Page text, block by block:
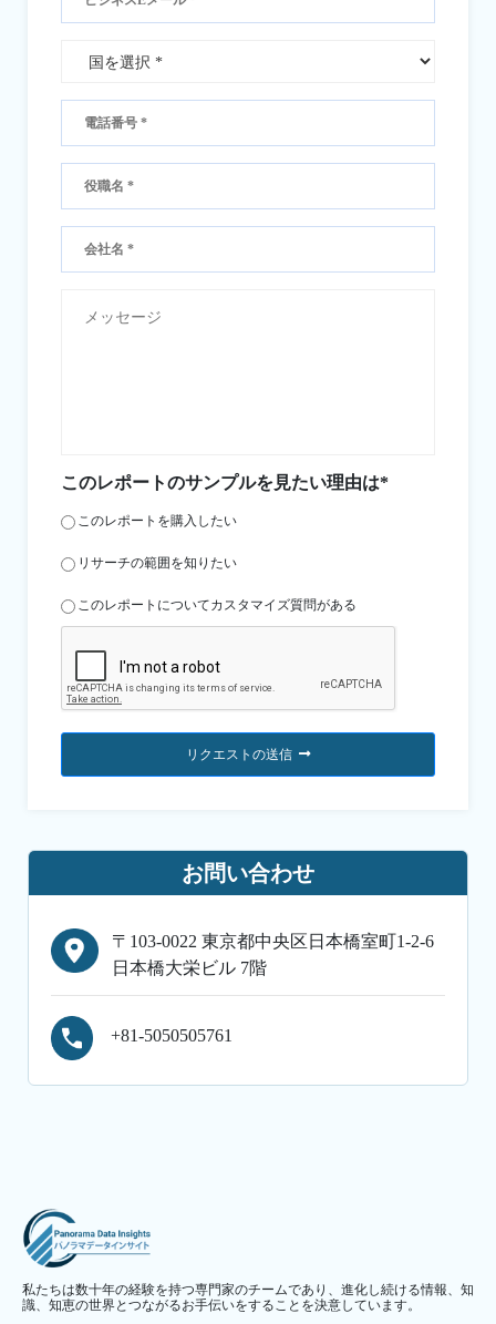
このレポートのサンプルを見たい理由は*
このレポートを購入したい
リサーチの範囲を知りたい
このレポートについてカスタマイズ質問がある
リクエストの送信
お問い合わせ
〒103-0022 東京都中央区日本橋室町1-2-6
日本橋大栄ビル 7階
+81-5050505761
私たちは数十年の経験を持つ専門家のチームであり、進化し続ける情報、知
識、知恵の世界とつながるお手伝いをすることを決意しています。